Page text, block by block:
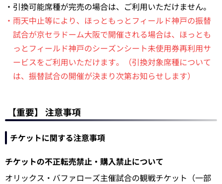
・引換可能席種が完売の場合は、ご利用いただけません。
・雨天中止等により、ほっともっとフィールド神戸の振替
試合が京セラドーム大阪で開催される場合は、ほっとも
っとフィールド神戸のシーズンシート未使用券再利用サ
ービスをご利用いただけます。（引換対象席種について
は、振替試合の開催が決まり次第お知らせします）
【重要】 注意事項
チケットに関する注意事項
チケットの不正転売禁止・購入禁止について
オリックス・バファローズ主催試合の観戦チケット（一部